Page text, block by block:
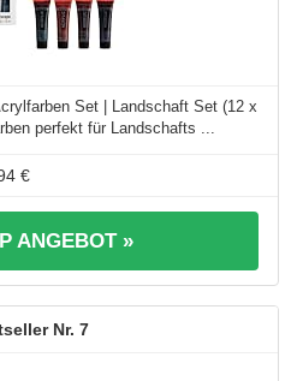
Set | Landschaft Set (12 x
perfekt für Landschafts ...
€
ANGEBOT »
7